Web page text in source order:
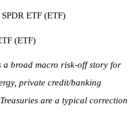
ETF (ETF)
(ETF)
a broad macro risk-off story for
private credit/banking
are a typical correction